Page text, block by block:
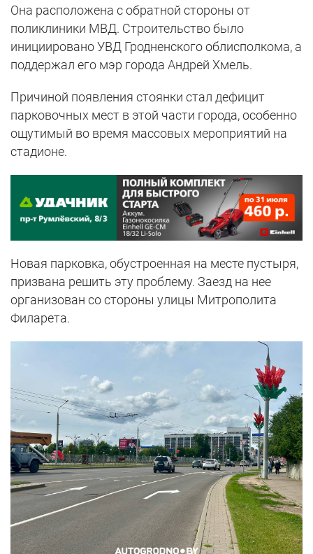
Она расположена с обратной стороны от
поликлиники МВД. Строительство было
инициировано УВД Гродненского облисполкома, а
поддержал его мэр города Андрей Хмель.
Причиной появления стоянки стал дефицит
парковочных мест в этой части города, особенно
ощутимый во время массовых мероприятий на
стадионе.
Новая парковка, обустроенная на месте пустыря,
призвана решить эту проблему. Заезд на нее
организован со стороны улицы Митрополита
Филарета.